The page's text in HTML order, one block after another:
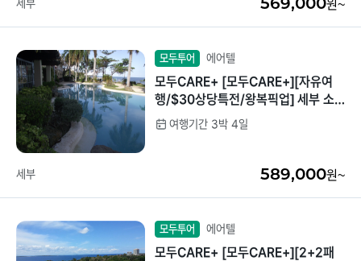
세부 원~
모두투어 에어텔
모두CARE+ [모두CARE+][자유여
행/$30상당특전/왕복픽업] 세부 소
토그란데 디럭스 3박4일
여행기간 3박 4일
세부 589,000원~
모두투어 에어텔
모두CARE+ [모두CARE+][2+2패